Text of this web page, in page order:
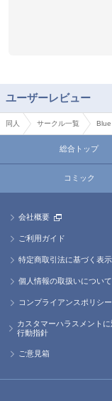
ユーザーレビュー
同人 サークル一覧
総合トップ
コミック
会社概要
ご利用ガイド
特定商取引法に基づく表示
個人情報の取扱いについて
コンプライアンスポリシー
カスタマーハラスメントに
行動指針
ご意見箱